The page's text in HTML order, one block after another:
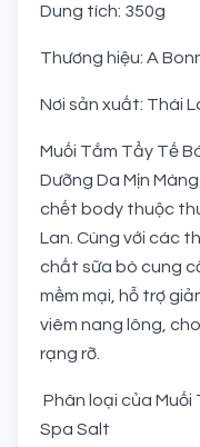
Dung tích: 350g
Thương hiệu: A
Nơi sản xuất: Thái
Muối Tắm Tẩy Tế
Dưỡng Da Mịn
chết body thuộc
Lan. Cùng với các
chất sữa bò cung
mềm mại, hỗ trợ
viêm nang lông,
rạng rỡ.
Phân loại của
Spa Salt